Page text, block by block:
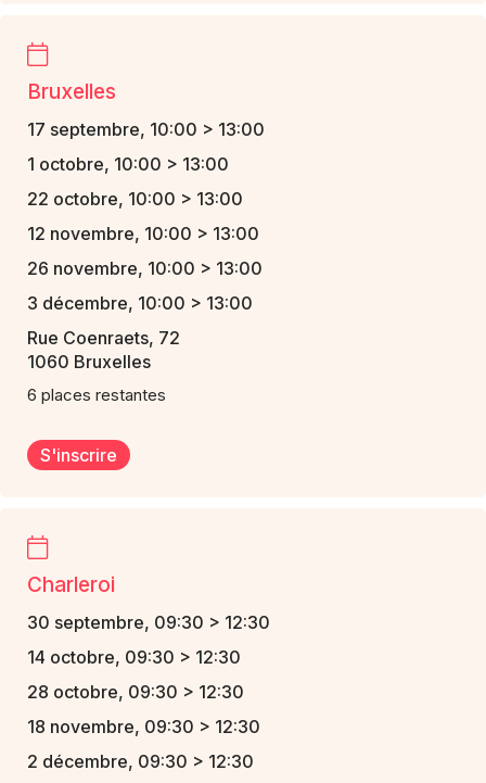
Bruxelles
17 septembre, 10:00 > 13:00
1 octobre, 10:00 > 13:00
22 octobre, 10:00 > 13:00
12 novembre, 10:00 > 13:00
26 novembre, 10:00 > 13:00
3 décembre, 10:00 > 13:00
Rue Coenraets, 72
1060 Bruxelles
6 places restantes
S'inscrire
Charleroi
30 septembre, 09:30 > 12:30
14 octobre, 09:30 > 12:30
28 octobre, 09:30 > 12:30
18 novembre, 09:30 > 12:30
2 décembre, 09:30 > 12:30